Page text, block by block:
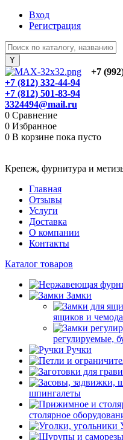
Вход
Регистрация
+7
+7 (812) 332-44-94
+7 (812) 501-83-94
3324494@mail.ru
0 Сравнение
0 Избранное
0 В корзине пока пусто
Крепеж, фурнитура и
Главная
Отзывы
Услуги
Доставка
О компании
Контакты
Каталог товаров
Замки
ящиков и
регулируемые,
Ручки
шпингалеты
столярное